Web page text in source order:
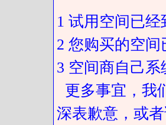
1 试用空间已经
2 您购买的空
3 空间商自己
更多事宜，我
深表歉意，或者